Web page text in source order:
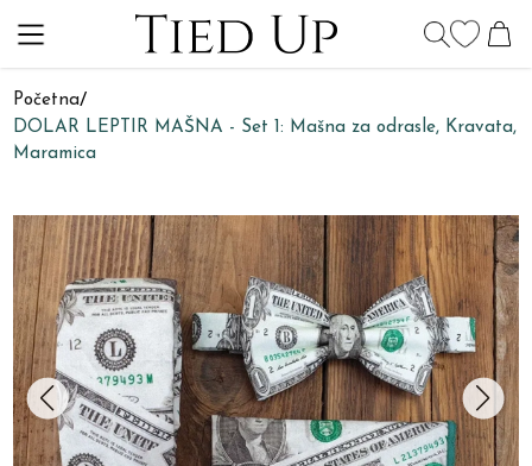
Početna/
DOLAR LEPTIR MAŠNA - Set 1: Mašna za odrasle, Kravata,
Maramica